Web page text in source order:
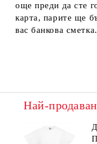
още преди да сте
карта, парите ще
вас банкова сметка.
Най-